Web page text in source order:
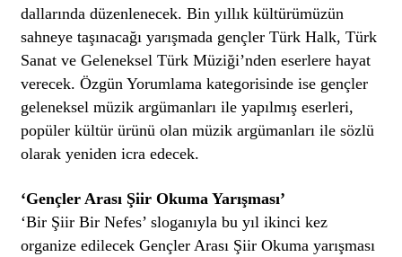
dallarında düzenlenecek. Bin yıllık kültürümüzün
sahneye taşınacağı yarışmada gençler Türk Halk, Türk
Sanat ve Geleneksel Türk Müziği’nden eserlere hayat
verecek. Özgün Yorumlama kategorisinde ise gençler
geleneksel müzik argümanları ile yapılmış eserleri,
popüler kültür ürünü olan müzik argümanları ile sözlü
olarak yeniden icra edecek.
‘Gençler Arası Şiir Okuma Yarışması’
‘Bir Şiir Bir Nefes’ sloganıyla bu yıl ikinci kez
organize edilecek Gençler Arası Şiir Okuma yarışması